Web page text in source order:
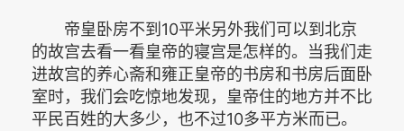
帝皇卧房不到10平米另外我们可以到北京
的故宫去看一看皇帝的寝宫是怎样的。当我们走
进故宫的养心斋和雍正皇帝的书房和书房后面卧
室时，我们会吃惊地发现，皇帝住的地方并不比
平民百姓的大多少，也不过10多平方米而已。